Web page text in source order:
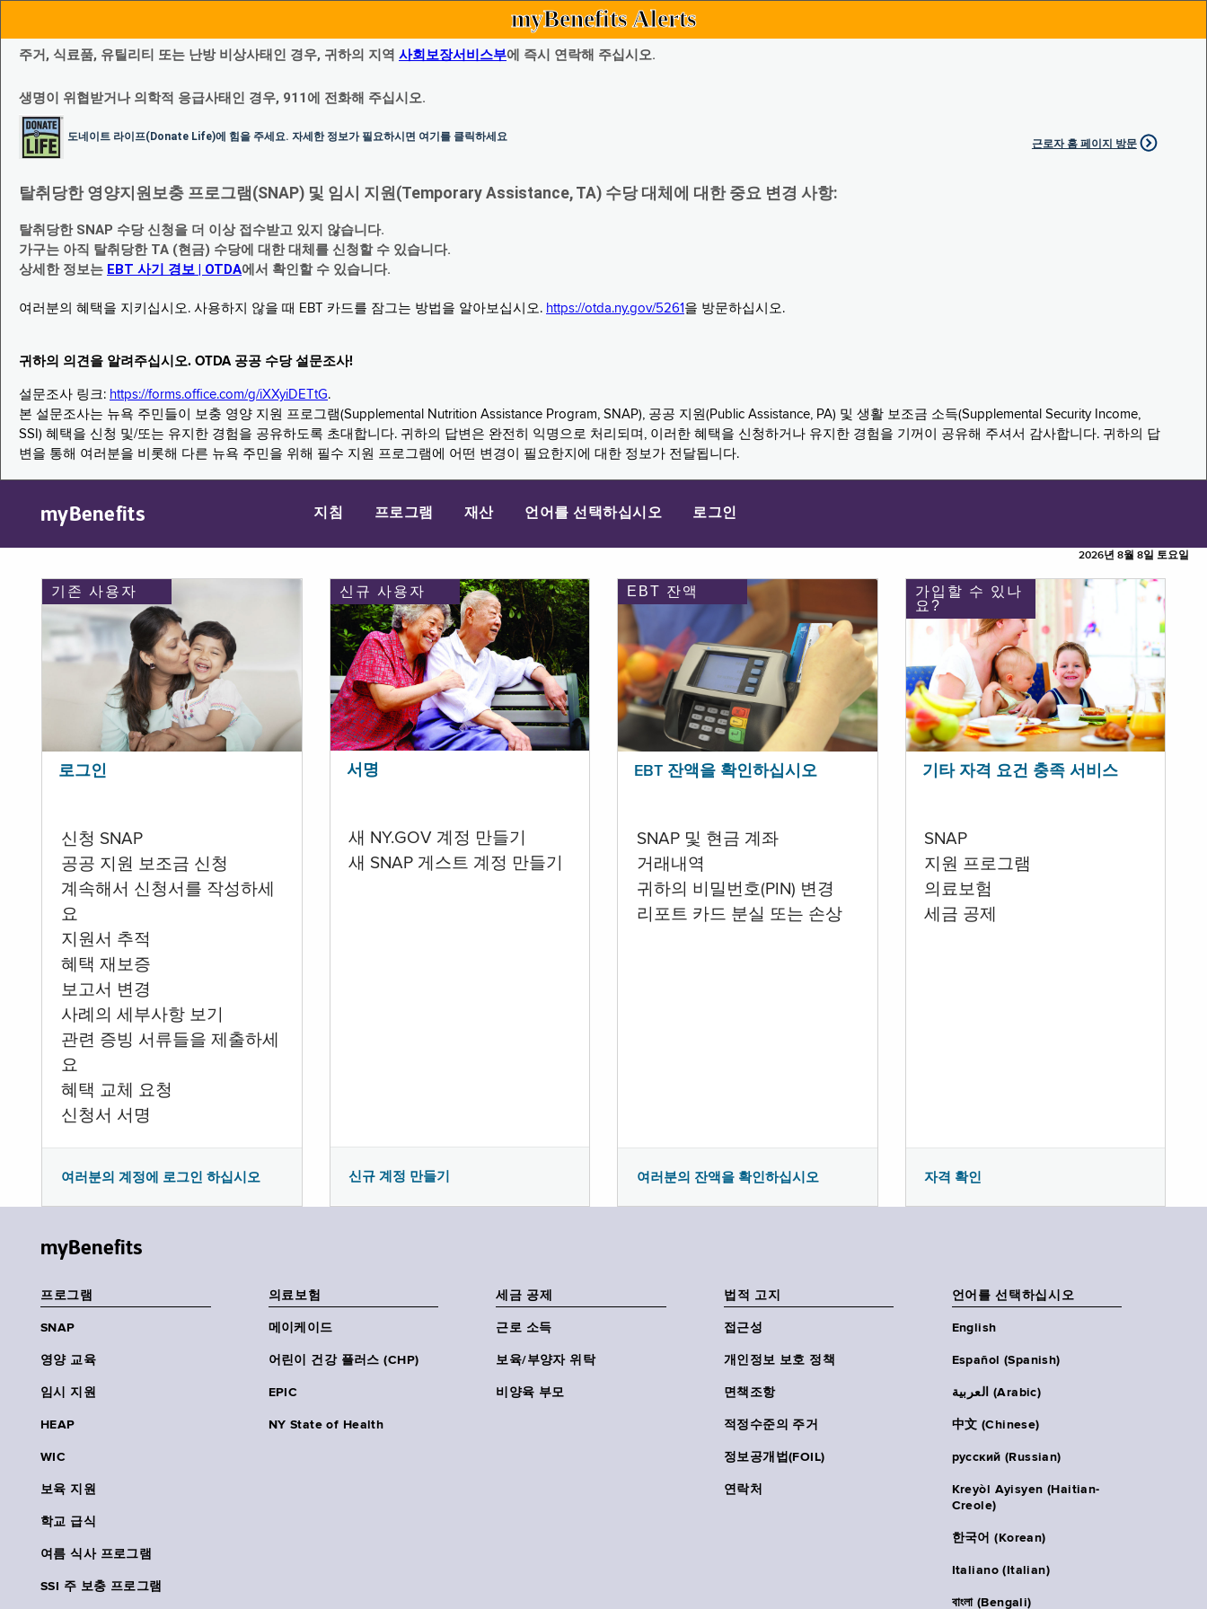
myBenefits Alerts
주거, 식료품, 유틸리티 또는 난방 비상사태인 경우, 귀하의 지역 사회보장서비스부에 즉시 연락해 주십시오.
생명이 위협받거나 의학적 응급사태인 경우, 911에 전화해 주십시오.
도네이트 라이프(Donate Life)에 힘을 주세요. 자세한 정보가 필요하시면 여기를 클릭하세요
근로자 홈 페이지 방문
탈취당한 영양지원보충 프로그램(SNAP) 및 임시 지원(Temporary Assistance, TA) 수당 대체에 대한 중요 변경 사항:
탈취당한 SNAP 수당 신청을 더 이상 접수받고 있지 않습니다.
가구는 아직 탈취당한 TA (현금) 수당에 대한 대체를 신청할 수 있습니다.
상세한 정보는 EBT 사기 경보 | OTDA에서 확인할 수 있습니다.
여러분의 혜택을 지키십시오. 사용하지 않을 때 EBT 카드를 잠그는 방법을 알아보십시오. https://otda.ny.gov/5261 을 방문하십시오.
귀하의 의견을 알려주십시오. OTDA 공공 수당 설문조사!
설문조사 링크: https://forms.office.com/g/iXXyiDETtG.
본 설문조사는 뉴욕 주민들이 보충 영양 지원 프로그램(Supplemental Nutrition Assistance Program, SNAP), 공공 지원(Public Assistance, PA) 및 생활 보조금 소득(Supplemental Security Income,
SSI) 혜택을 신청 및/또는 유지한 경험을 공유하도록 초대합니다. 귀하의 답변은 완전히 익명으로 처리되며, 이러한 혜택을 신청하거나 유지한 경험을 기꺼이 공유해 주셔서 감사합니다. 귀하의 답
변을 통해 여러분을 비롯해 다른 뉴욕 주민을 위해 필수 지원 프로그램에 어떤 변경이 필요한지에 대한 정보가 전달됩니다.
myBenefits 지침 프로그램 재산 언어를 선택하십시오 로그인
2026년 8월 8일 토요일
기존 사용자
로그인
신청 SNAP
공공 지원 보조금 신청
계속해서 신청서를 작성하세
요
지원서 추적
혜택 재보증
보고서 변경
사례의 세부사항 보기
관련 증빙 서류들을 제출하세
요
혜택 교체 요청
신청서 서명
여러분의 계정에 로그인 하십시오
신규 사용자
서명
새 NY.GOV 계정 만들기
새 SNAP 게스트 계정 만들기
신규 계정 만들기
EBT 잔액
EBT 잔액을 확인하십시오
SNAP 및 현금 계좌
거래내역
귀하의 비밀번호(PIN) 변경
리포트 카드 분실 또는 손상
여러분의 잔액을 확인하십시오
가입할 수 있나
요?
기타 자격 요건 충족 서비스
SNAP
지원 프로그램
의료보험
세금 공제
자격 확인
myBenefits
프로그램
SNAP
영양 교육
임시 지원
HEAP
WIC
보육 지원
학교 급식
여름 식사 프로그램
SSI 주 보충 프로그램
의료보험
메이케이드
어린이 건강 플러스 (CHP)
EPIC
NY State of Health
세금 공제
근로 소득
보육/부양자 위탁
비양육 부모
법적 고지
접근성
개인정보 보호 정책
면책조항
적정수준의 주거
정보공개법(FOIL)
연락처
언어를 선택하십시오
English
Español (Spanish)
العربية (Arabic)
中文 (Chinese)
русский (Russian)
Kreyòl Ayisyen (Haitian-
Creole)
한국어 (Korean)
Italiano (Italian)
বাংলা (Bengali)